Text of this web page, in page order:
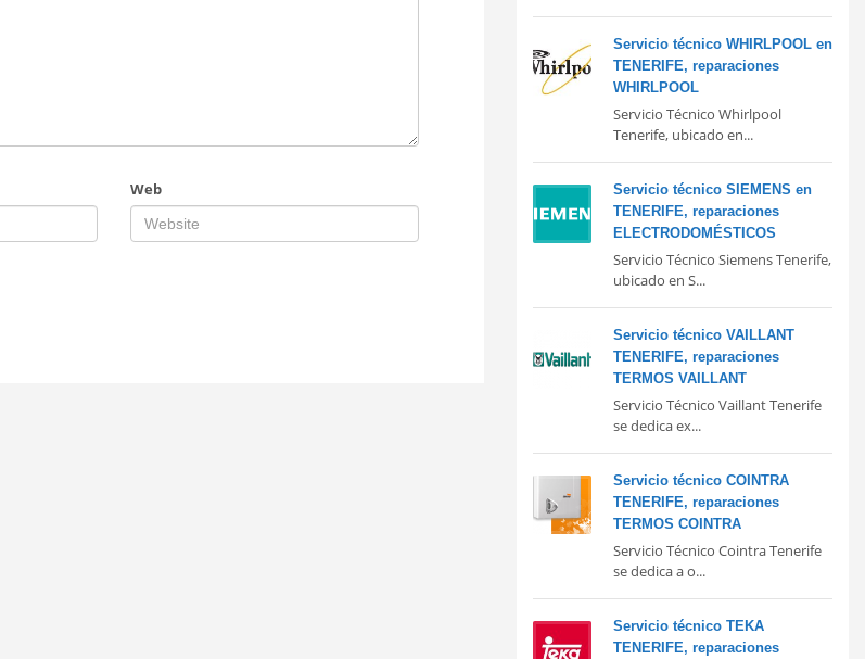
Web
Servicio técnico WHIRLPOOL en
TENERIFE, reparaciones
WHIRLPOOL
Servicio Técnico Whirlpool
Tenerife, ubicado en...
Servicio técnico SIEMENS en
TENERIFE, reparaciones
ELECTRODOMÉSTICOS
Servicio Técnico Siemens Tenerife,
ubicado en S...
Servicio técnico VAILLANT
TENERIFE, reparaciones
TERMOS VAILLANT
Servicio Técnico Vaillant Tenerife
se dedica ex...
Servicio técnico COINTRA
TENERIFE, reparaciones
TERMOS COINTRA
Servicio Técnico Cointra Tenerife
se dedica a o...
Servicio técnico TEKA
TENERIFE, reparaciones